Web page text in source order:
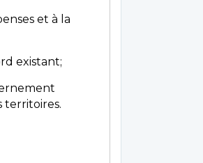
et à la
existant;
territoires.